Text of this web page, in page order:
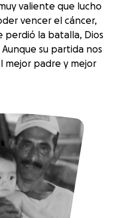
valiente que lucho
vencer el cáncer,
la batalla, Dios
su partida nos
mejor padre y mejor